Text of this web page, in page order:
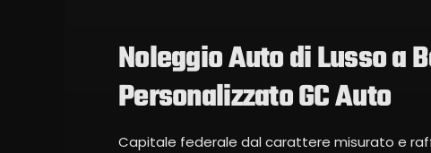
Noleggio Auto di Lusso a
Personalizzato GC Auto
Capitale federale dal carattere misurato e